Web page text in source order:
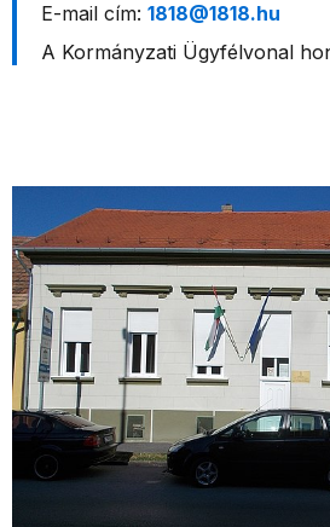
E-mail cím: 1818@1818.hu
A Kormányzati Ügyfélvonal